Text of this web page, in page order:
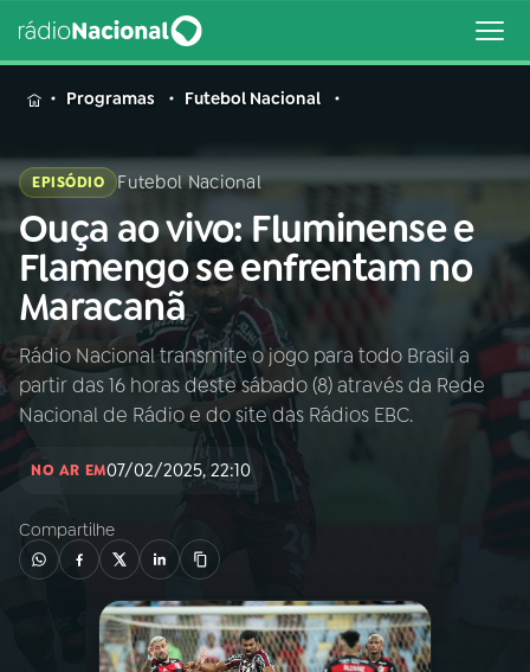
MENU
Buscar
na
Rádio
Nacional
Buscar
AO VIVO
PROGRAMAS
Programas Futebol Nacional
EPISÓDIO Futebol Nacional
Ouça ao vivo: Fluminense e
Flamengo se enfrentam no
Maracanã
Rádio Nacional transmite o jogo para todo Brasil a
partir das 16 horas deste sábado (8) através da Rede
Nacional de Rádio e do site das Rádios EBC.
NO AR EM07/02/2025, 22:10
Compartilhe